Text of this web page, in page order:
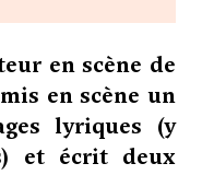
en scène de
en scène un
lyriques (y
et écrit deux